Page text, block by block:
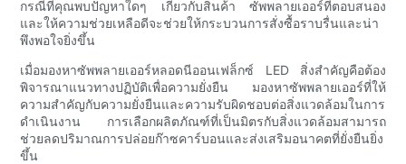
กรณีที่คุณพบปัญหาใดๆ เกี่ยวกับสินค้า ซัพพลายเออร์ที่ตอบสนอง
และให้ความช่วยเหลือดีจะช่วยให้กระบวนการสั่งซื้อราบรื่นและน่า
พึงพอใจยิ่งขึ้น
เมื่อมองหาซัพพลายเออร์หลอดนีออนเฟล็กซ์ LED สิ่งสำคัญคือต้อง
พิจารณาแนวทางปฏิบัติเพื่อความยั่งยืน มองหาซัพพลายเออร์ที่ให้
ความสำคัญกับความยั่งยืนและความรับผิดชอบต่อสิ่งแวดล้อมในการ
ดำเนินงาน การเลือกผลิตภัณฑ์ที่เป็นมิตรกับสิ่งแวดล้อมสามารถ
ช่วยลดปริมาณการปล่อยก๊าซคาร์บอนและส่งเสริมอนาคตที่ยั่งยืนยิ่ง
ขึ้น